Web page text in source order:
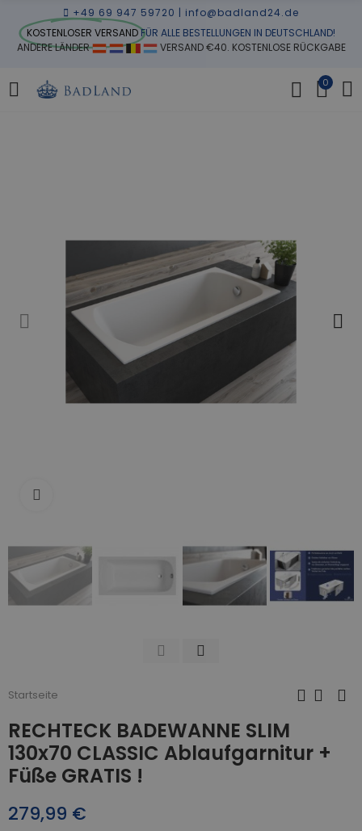
+49 69 947 59720 | info@badland24.de
KOSTENLOSER VERSANDFÜR ALLE BESTELLUNGEN IN DEUTSCHLAND!
ANDERE LÄNDER
VERSAND €40. KOSTENLOSE RÜCKGABE
0
Startseite
RECHTECK BADEWANNE SLIM
130x70 CLASSIC Ablaufgarnitur +
Füße GRATIS !
279,99 €